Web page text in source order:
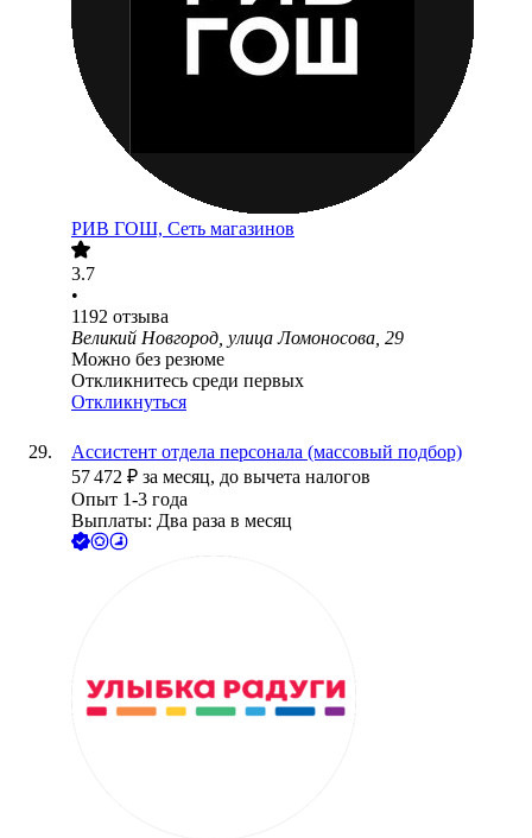
РИВ ГОШ, Сеть магазинов
3.7
•
1192 отзыва
Великий Новгород, улица Ломоносова, 29
Можно без резюме
Откликнитесь среди первых
Откликнуться
Ассистент отдела персонала (массовый подбор)
57 472 ₽ за месяц, до вычета налогов
Опыт 1-3 года
Выплаты: Два раза в месяц